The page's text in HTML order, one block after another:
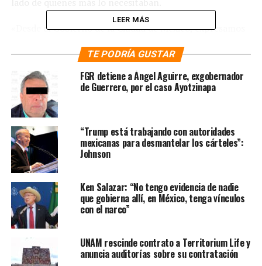
«Desde el Gobierno de la Ciudad de México, expresamos
la comunidad internacional y a todas y todos quienes
hoy lo recuerdan con gratitud, afecto y admiración»,
redactó la mandataria capitalina.
Te puede interesar
papa Francisco a los 88 años de
Finalmente, expresó que el legado de Jorge Bergoglio
vivirá en cada gesto de amor, en cada lucha por la
dignidad y en cada voz que promueva un mundo más
humano y solidario
Por su parte, el secretario de Gobierno de CDMX, César
LEER MÁS
TE PODRÍA GUSTAR
FGR detiene a Ángel Aguirre, exgobernador
de Guerrero, por el caso Ayotzinapa
“Trump está trabajando con autoridades
mexicanas para desmantelar los cárteles”:
Johnson
Ken Salazar: “No tengo evidencia de nadie
que gobierna allí, en México, tenga vínculos
con el narco”
UNAM rescinde contrato a Territorium Life y
anuncia auditorías sobre su contratación